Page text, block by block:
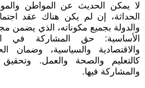
لا يمكن الحديث عن المواطن
الحداثة، إن لم يكن هناك عقد
والدولة بجميع مكوناته، الذي يضمن
الأساسية: حق المشاركة في
والاقتصادية والسياسية، وضمان
كالتعليم والصحة والعمل. وتحقيق
والمشاركة فيها.